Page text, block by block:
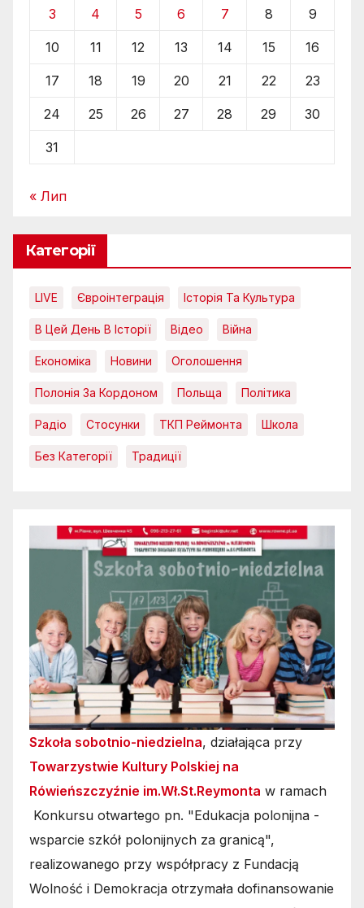
3 4 5 6 7 8 9
10 11 12 13 14 15 16
17 18 19 20 21 22 23
24 25 26 27 28 29 30
31
« Лип
Категорії
LIVE Євроінтеграція Історія Та Культура
В Цей День В Історії Відео Війна
Економіка Новини Оголошення
Полонія За Кордоном Польща Політика
Радіо Стосунки ТКП Реймонта Школа
Без Категорії Традиції
Szkoła sobotnio-niedzielna, działająca przy
Towarzystwie Kultury Polskiej na
Rówieńszczyźnie im.Wł.St.Reymonta w ramach
Konkursu otwartego pn. "Edukacja polonijna -
wsparcie szkół polonijnych za granicą",
realizowanego przy współpracy z Fundacją
Wolność i Demokracja otrzymała dofinansowanie